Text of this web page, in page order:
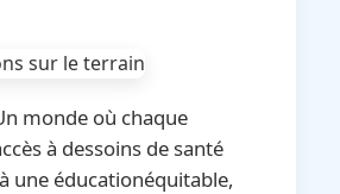
monde où chaque
à dessoins de santé
une éducationéquitable,